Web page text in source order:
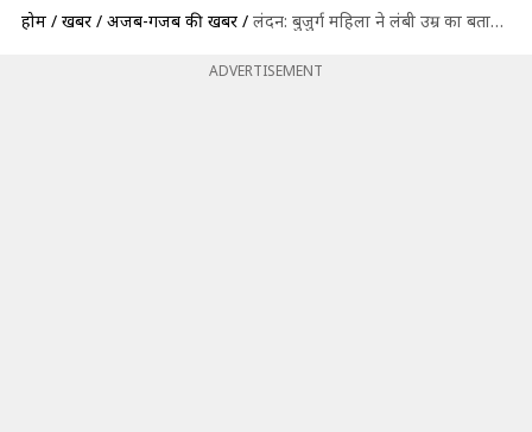
होम / खबरें / अजब-गजब की खबरें / लंदन: बुजुर्ग महिला ने लंबी उम्र का बताया अनोखा कारण, कहा- शराब पीएं और पार्टी करें
ADVERTISEMENT